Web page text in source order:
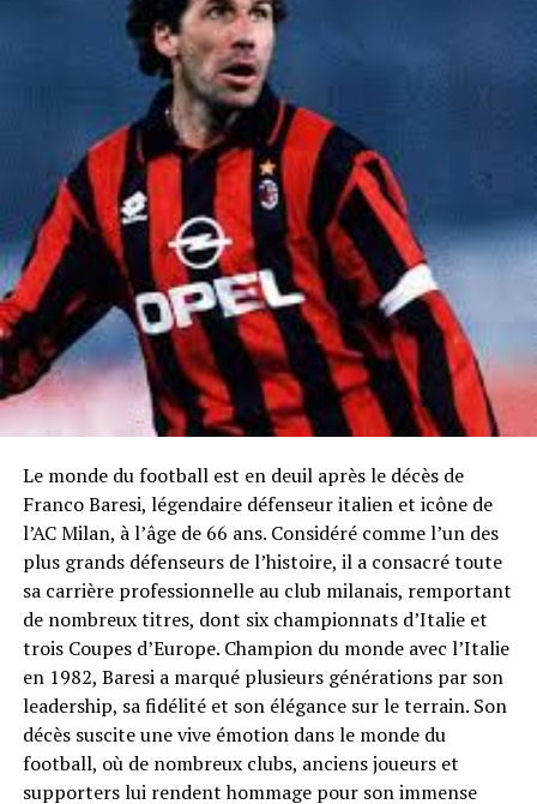
Le monde du football est en deuil après le décès de
Franco Baresi, légendaire défenseur italien et icône de
l’AC Milan, à l’âge de 66 ans. Considéré comme l’un des
plus grands défenseurs de l’histoire, il a consacré toute
sa carrière professionnelle au club milanais, remportant
de nombreux titres, dont six championnats d’Italie et
trois Coupes d’Europe. Champion du monde avec l’Italie
en 1982, Baresi a marqué plusieurs générations par son
leadership, sa fidélité et son élégance sur le terrain. Son
décès suscite une vive émotion dans le monde du
football, où de nombreux clubs, anciens joueurs et
supporters lui rendent hommage pour son immense